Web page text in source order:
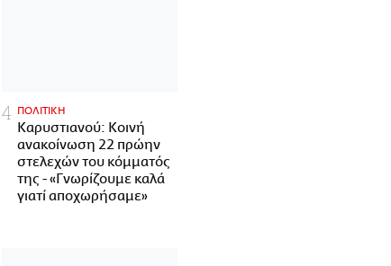
ΠΟΛΙΤΙΚΗ
Καρυστιανού: Κοινή
ανακοίνωση 22 πρώην
στελεχών του κόμματός
της - «Γνωρίζουμε καλά
γιατί αποχωρήσαμε»